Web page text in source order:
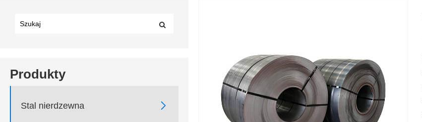
Produkty
Stal nierdzewna 